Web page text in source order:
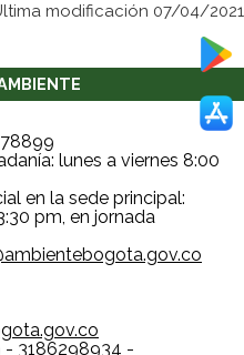
modificación 07/04/2021
lunes a viernes 8:00
en la sede principal:
pm, en jornada
- 3186298934 -